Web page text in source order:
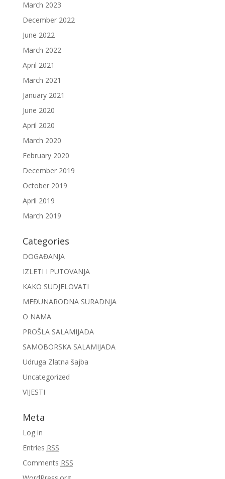
March 2023
December 2022
June 2022
March 2022
April 2021
March 2021
January 2021
June 2020
April 2020
March 2020
February 2020
December 2019
October 2019
April 2019
March 2019
Categories
DOGAĐANJA
IZLETI I PUTOVANJA
KAKO SUDJELOVATI
MEĐUNARODNA SURADNJA
O NAMA
PROŠLA SALAMIJADA
SAMOBORSKA SALAMIJADA
Udruga Zlatna šajba
Uncategorized
VIJESTI
Meta
Log in
Entries RSS
Comments RSS